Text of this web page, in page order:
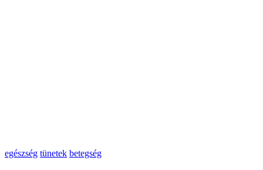
egészség tünetek betegség